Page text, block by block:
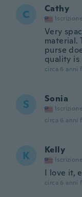
C Cathy
Very
material.
purse
quality is
circa 6 anni
S Sonia
circa 6 anni
K Kelly
I love it,
circa 6 anni